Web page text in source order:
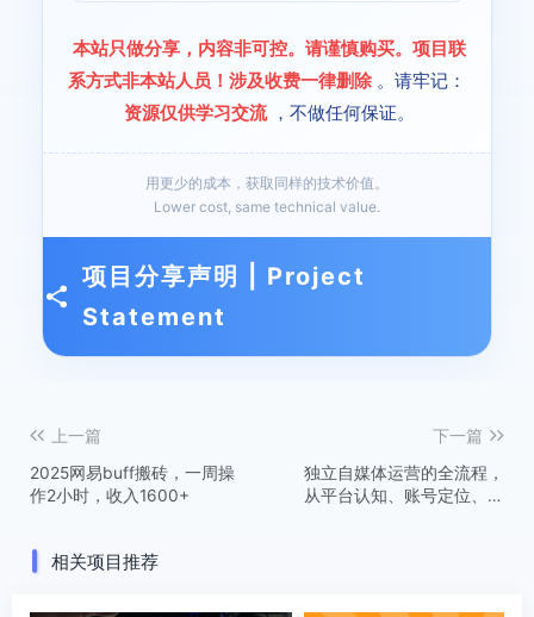
本站只做分享，内容非可控。请谨慎购买。项目联
系方式非本站人员！涉及收费一律删除 。请牢记：
资源仅供学习交流 ，不做任何保证。
用更少的成本，获取同样的技术价值。
Lower cost, same technical value.
项目分享声明 | Project
Statement
上一篇
2025网易buff搬砖，一周操
作2小时，收入1600+
下一篇
独立自媒体运营的全流程，
从平台认知、账号定位、内
相关项目推荐